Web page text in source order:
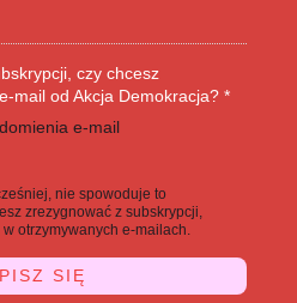
czy chcesz
mail od Akcja Demokracja? *
e-mail
nie spowoduje to
zrezygnować z subskrypcji,
otrzymywanych e-mailach.